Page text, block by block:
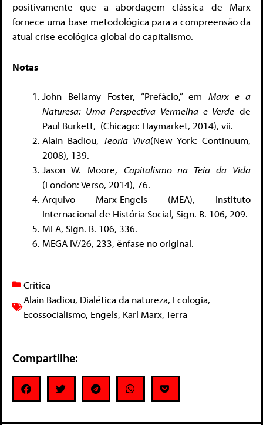
positivamente que a abordagem clássica de Marx
fornece uma base metodológica para a compreensão da
atual crise ecológica global do capitalismo.
Notas
John Bellamy Foster, “Prefácio,” emMarx e a
Naturesa: Uma Perspectiva Vermelha e Verde de
Paul Burkett, (Chicago: Haymarket, 2014), vii.
Alain Badiou, Teoria Viva(New York: Continuum,
2008), 139.
Jason W. Moore, Capitalismo na Teia da Vida
(London: Verso, 2014), 76.
Arquivo Marx-Engels (MEA), Instituto
Internacional de História Social, Sign. B. 106, 209.
MEA, Sign. B. 106, 336.
MEGA IV/26, 233, ênfase no original.
Crítica
Alain Badiou, Dialética da natureza, Ecologia,
Ecossocialismo, Engels, Karl Marx,Terra
Compartilhe: